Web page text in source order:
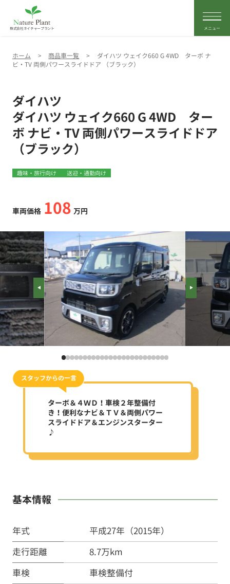
株式会社ネイチャープラント
ホーム > 商品車一覧 >
ダイハツ ウェイク660 G 4WD ターボ ナ
ビ・TV 両側パワースライドドア （ブラック）
ダイハツ
ダイハツ ウェイク660 G 4WD ター
ボ ナビ・TV 両側パワースライドドア
（ブラック）
趣味・旅行向け 送迎・通勤向け
車両価格 108 万円
スタッフからの一言
ターボ＆４ＷＤ！車検２年整備付
き！便利なナビ＆ＴＶ＆両側パワー
スライドドア＆エンジンスターター
♪
基本情報
年式
平成27年（2015年）
走行距離
8.7万km
車検
車検整備付